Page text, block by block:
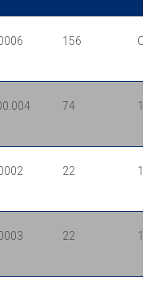
156 Сч-
74
22
22